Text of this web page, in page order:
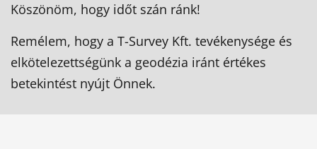
Köszönöm, hogy időt szán ránk!
Remélem, hogy a T-Survey Kft. tevékenysége és
elkötelezettségünk a geodézia iránt értékes
betekintést nyújt Önnek.